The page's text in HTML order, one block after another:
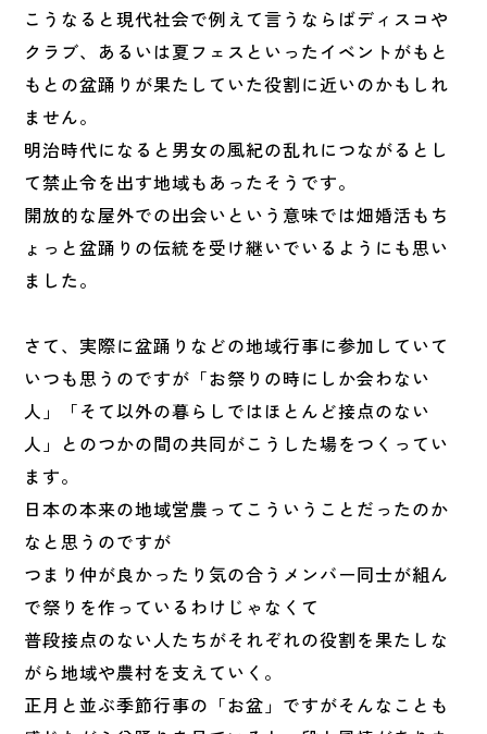
こうなると現代社会で例えて言うならばディスコや
クラブ、あるいは夏フェスといったイベントがもと
もとの盆踊りが果たしていた役割に近いのかもしれ
ません。
明治時代になると男女の風紀の乱れにつながるとし
て禁止令を出す地域もあったそうです。
開放的な屋外での出会いという意味では畑婚活もち
ょっと盆踊りの伝統を受け継いでいるようにも思い
ました。
さて、実際に盆踊りなどの地域行事に参加していて
いつも思うのですが「お祭りの時にしか会わない
人」「そて以外の暮らしではほとんど接点のない
人」とのつかの間の共同がこうした場をつくってい
ます。
日本の本来の地域営農ってこういうことだったのか
なと思うのですが
つまり仲が良かったり気の合うメンバー同士が組ん
で祭りを作っているわけじゃなくて
普段接点のない人たちがそれぞれの役割を果たしな
がら地域や農村を支えていく。
正月と並ぶ季節行事の「お盆」ですがそんなことも